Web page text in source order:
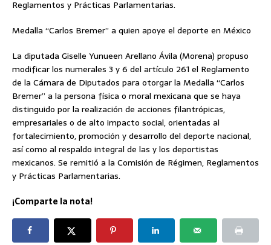
Reglamentos y Prácticas Parlamentarias.
Medalla “Carlos Bremer” a quien apoye el deporte en México
La diputada Giselle Yunueen Arellano Ávila (Morena) propuso
modificar los numerales 3 y 6 del artículo 261 el Reglamento
de la Cámara de Diputados para otorgar la Medalla “Carlos
Bremer” a la persona física o moral mexicana que se haya
distinguido por la realización de acciones filantrópicas,
empresariales o de alto impacto social, orientadas al
fortalecimiento, promoción y desarrollo del deporte nacional,
así como al respaldo integral de las y los deportistas
mexicanos. Se remitió a la Comisión de Régimen, Reglamentos
y Prácticas Parlamentarias.
¡Comparte la nota!